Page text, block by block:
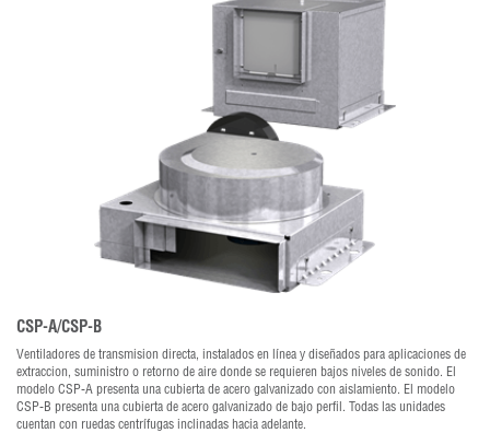
CSP-A/CSP-B
Ventiladores de transmision directa, instalados en línea y diseñados para aplicaciones de
extraccion, suministro o retorno de aire donde se requieren bajos niveles de sonido. El
modelo CSP-A presenta una cubierta de acero galvanizado con aislamiento. El modelo
CSP-B presenta una cubierta de acero galvanizado de bajo perfil. Todas las unidades
cuentan con ruedas centrífugas inclinadas hacia adelante.